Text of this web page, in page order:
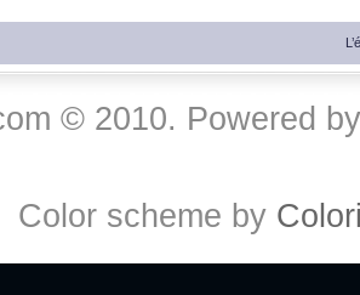
© 2010. Powered
Color scheme by